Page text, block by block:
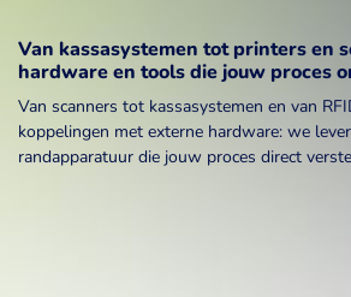
Van kassasystemen tot printers en
hardware en tools die jouw proces
Van scanners tot kassasystemen en van
koppelingen met externe hardware: we
randapparatuur die jouw proces direct